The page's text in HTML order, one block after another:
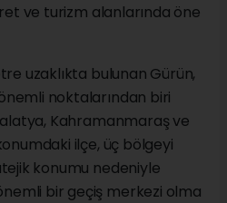
ve turizm alanlarında öne
uzaklıkta bulunan Gürün,
noktalarından biri
Kahramanmaraş ve
ilçe, üç bölgeyi
konumu nedeniyle
bir geçiş merkezi olma